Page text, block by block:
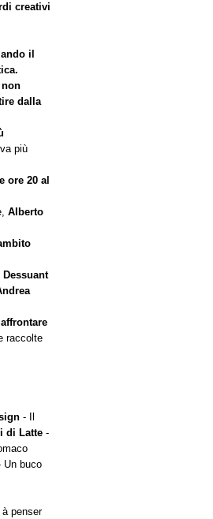
creativi
il
non
dalla
più
ore 20 al
Alberto
raccolte
- Il
di Latte -
Un buco
penser